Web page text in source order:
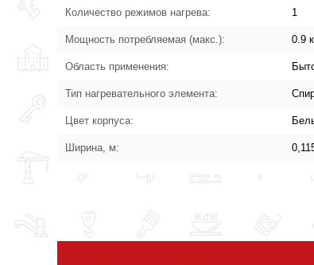
Количество режимов нагрева: 1
Мощность потребляемая (макс.): 0.9
Область применения:
Тип нагревательного элемента:
Цвет корпуса:
Ширина, м: